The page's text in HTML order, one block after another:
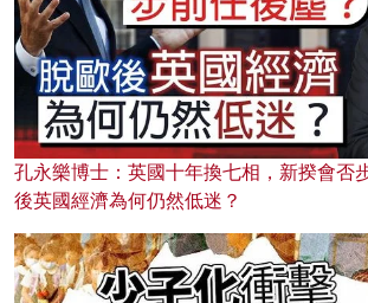
孔永樂博士：英國十年換七相，新揆會否
後英國經濟為何仍然低迷？